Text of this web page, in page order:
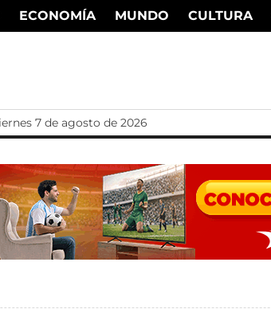
ECONOMÍA MUNDO CULTURA
7 de agosto de 2026